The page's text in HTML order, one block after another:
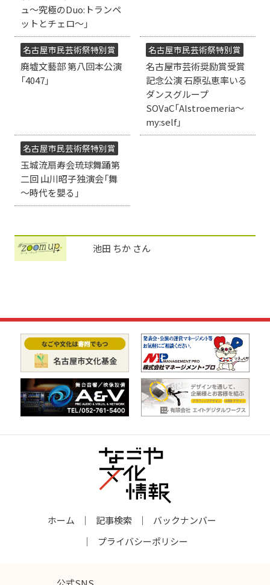
ュ～究極のDuo:トランペ
ットとチェロ～」
名古屋市民芸術祭特別賞
廃墟文藝部 第八回本公演
「4047」
名古屋市民芸術祭特別賞
名古屋市芸術奨励賞受賞
記念公演 石原弘恵率いる
ダンスグループ
SOVaC「Alstroemeria～
my:self」
名古屋市民芸術祭特別賞
玉城流扇寿会琉球舞踊第
二回 山川昭子独演会「舞
～時代を嬰る」
池田 ちか さん
ホーム 記事検索
バックナンバー
プライバシーポリシー